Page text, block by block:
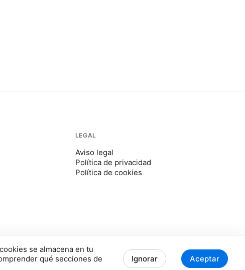
LEGAL
Aviso legal
Política de privacidad
Política de cookies
ES CA © 2026 Houseof · Todos los derechos reservados
se almacena en tu
qué secciones de
Ignorar Aceptar